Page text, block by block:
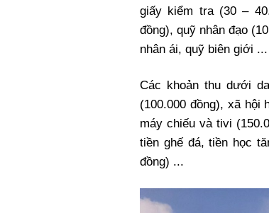
giấy kiểm tra (30 –
đồng), quỹ nhân đạo
nhân ái, quỹ biên giới ...
Các khoản thu dưới
(100.000 đồng), xã hội
máy chiếu và tivi
tiền ghế đá, tiền học
đồng) ...